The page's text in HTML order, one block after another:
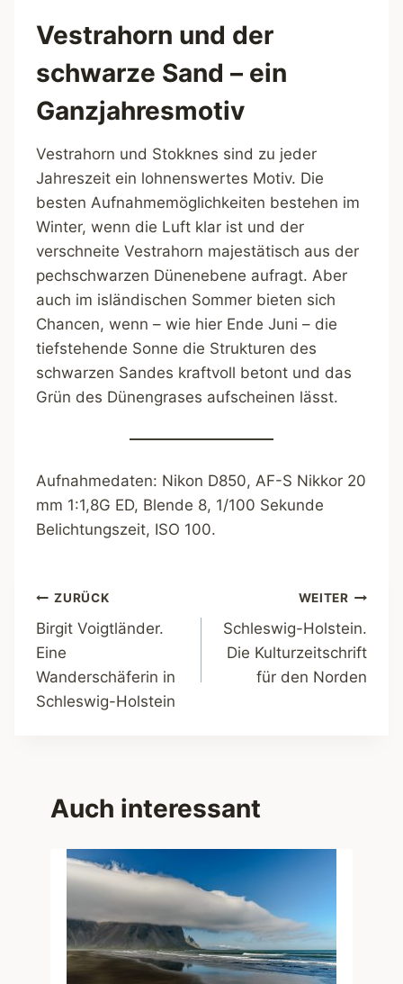
Vestrahorn und der
schwarze Sand – ein
Ganzjahresmotiv
Vestrahorn und Stokknes sind zu jeder
Jahreszeit ein lohnenswertes Motiv. Die
besten Aufnahmemöglichkeiten bestehen im
Winter, wenn die Luft klar ist und der
verschneite Vestrahorn majestätisch aus der
pechschwarzen Dünenebene aufragt. Aber
auch im isländischen Sommer bieten sich
Chancen, wenn – wie hier Ende Juni – die
tiefstehende Sonne die Strukturen des
schwarzen Sandes kraftvoll betont und das
Grün des Dünengrases aufscheinen lässt.
Aufnahmedaten: Nikon D850, AF-S Nikkor 20
mm 1:1,8G ED, Blende 8, 1/100 Sekunde
Belichtungszeit, ISO 100.
Beitragsnavigation
ZURÜCK
Birgit Voigtländer.
Eine
Wanderschäferin in
Schleswig-Holstein
WEITER
Schleswig-Holstein.
Die Kulturzeitschrift
für den Norden
Auch interessant